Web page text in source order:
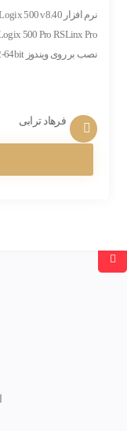
نصب بر روی ویندوز XP 32-64bit و7 با کرک دائم و فول دارد. قابل نصب بر...
فرهاد ترابی